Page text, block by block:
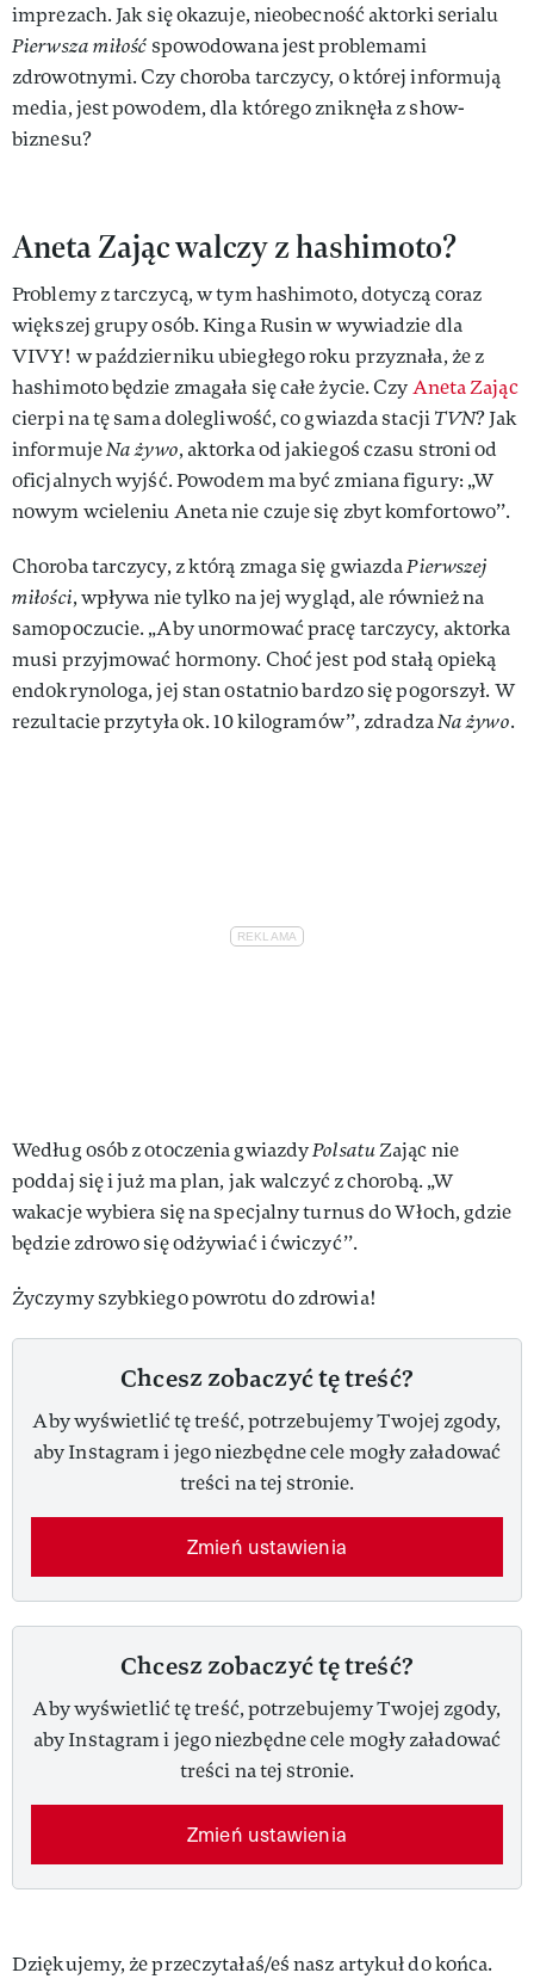
imprezach. Jak się okazuje, nieobecność aktorki serialu
Pierwsza miłośćspowodowana jest problemami
zdrowotnymi. Czy choroba tarczycy, o której informują
media, jest powodem, dla którego zniknęła z show-
biznesu?
Aneta Zając walczy z hashimoto?
Problemy z tarczycą, w tym hashimoto, dotyczą coraz
większej grupy osób. Kinga Rusin w wywiadzie dla
VIVY! w październiku ubiegłego roku przyznała, że z
hashimoto będzie zmagała się całe życie. CzyAneta Zając
cierpi na tę sama dolegliwość, co gwiazda stacjiTVN? Jak
informujeNa żywo, aktorka od jakiegoś czasu stroni od
oficjalnych wyjść. Powodem ma być zmiana figury: „W
nowym wcieleniu Aneta nie czuje się zbyt komfortowo’’.
Choroba tarczycy, z którą zmaga się gwiazdaPierwszej
miłości, wpływa nie tylko na jej wygląd, ale również na
samopoczucie. „Aby unormować pracę tarczycy, aktorka
musi przyjmować hormony. Choć jest pod stałą opieką
endokrynologa, jej stan ostatnio bardzo się pogorszył. W
rezultacie przytyła ok. 10 kilogramów’’, zdradzaNa żywo.
Według osób z otoczenia gwiazdyPolsatuZając nie
poddaj się i już ma plan, jak walczyć z chorobą. „W
wakacje wybiera się na specjalny turnus do Włoch, gdzie
będzie zdrowo się odżywiać i ćwiczyć’’.
Życzymy szybkiego powrotu do zdrowia!
Chcesz zobaczyć tę treść?
Aby wyświetlić tę treść, potrzebujemy Twojej zgody,
aby Instagram i jego niezbędne cele mogły załadować
treści na tej stronie.
Zmień ustawienia
Chcesz zobaczyć tę treść?
Aby wyświetlić tę treść, potrzebujemy Twojej zgody,
aby Instagram i jego niezbędne cele mogły załadować
treści na tej stronie.
Zmień ustawienia
Dziękujemy, że przeczytałaś/eś nasz artykuł do końca.